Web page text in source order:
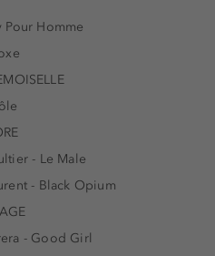
Pour Homme
- Le Male
- Black Opium
- Good Girl